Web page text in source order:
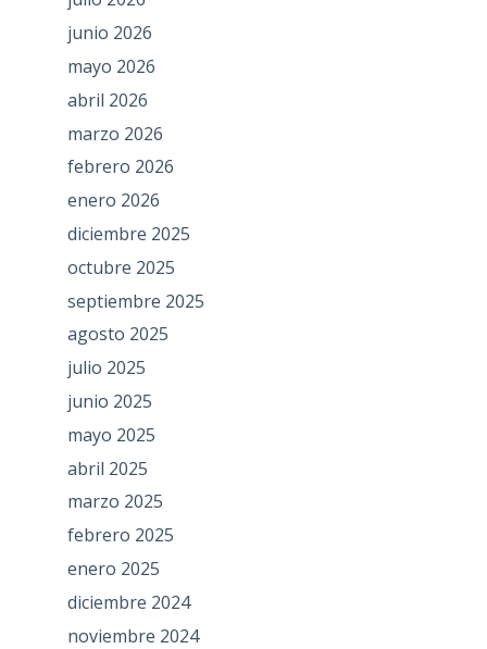
junio 2026
mayo 2026
abril 2026
marzo 2026
febrero 2026
enero 2026
diciembre 2025
octubre 2025
septiembre 2025
agosto 2025
julio 2025
junio 2025
mayo 2025
abril 2025
marzo 2025
febrero 2025
enero 2025
diciembre 2024
noviembre 2024